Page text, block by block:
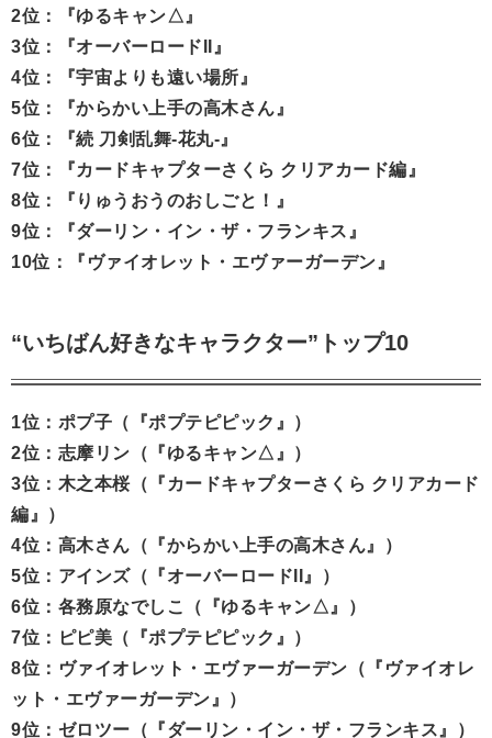
2位：『ゆるキャン△』
3位：『オーバーロードII』
4位：『宇宙よりも遠い場所』
5位：『からかい上手の高木さん』
6位：『続 刀剣乱舞-花丸-』
7位：『カードキャプターさくら クリアカード編』
8位：『りゅうおうのおしごと！』
9位：『ダーリン・イン・ザ・フランキス』
10位：『ヴァイオレット・エヴァーガーデン』
“いちばん好きなキャラクター”トップ10
1位：ポプ子（『ポプテピピック』）
2位：志摩リン（『ゆるキャン△』）
3位：木之本桜（『カードキャプターさくら クリアカード
編』）
4位：高木さん（『からかい上手の高木さん』）
5位：アインズ（『オーバーロードII』）
6位：各務原なでしこ（『ゆるキャン△』）
7位：ピピ美（『ポプテピピック』）
8位：ヴァイオレット・エヴァーガーデン（『ヴァイオレ
ット・エヴァーガーデン』）
9位：ゼロツー（『ダーリン・イン・ザ・フランキス』）